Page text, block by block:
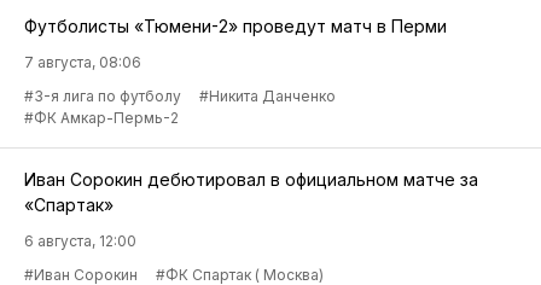
Футболисты «Тюмени-2» проведут матч в Перми
7 августа, 08:06
#3-я лига по футболу
#Никита Данченко
#ФК Амкар-Пермь-2
Иван Сорокин дебютировал в официальном матче за
«Спартак»
6 августа, 12:00
#Иван Сорокин
#ФК Спартак ( Москва)